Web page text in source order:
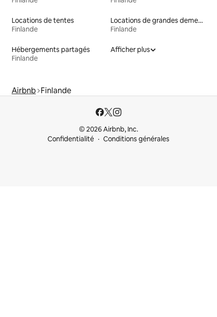
Locations de tentes
Finlande
Locations de grandes demeures
Finlande
Hébergements partagés
Finlande
Afficher plus
Airbnb Finlande
© 2026 Airbnb, Inc.
Confidentialité
Conditions générales